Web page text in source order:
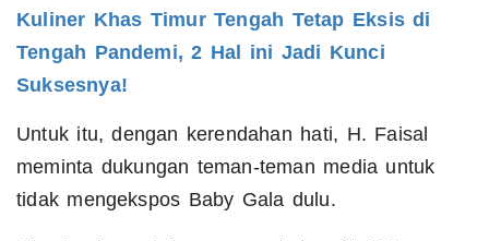
Kuliner Khas Timur Tengah Tetap Eksis di
Tengah Pandemi, 2 Hal ini Jadi Kunci
Suksesnya!
Untuk itu, dengan kerendahan hati, H. Faisal
meminta dukungan teman-teman media untuk
tidak mengekspos Baby Gala dulu.